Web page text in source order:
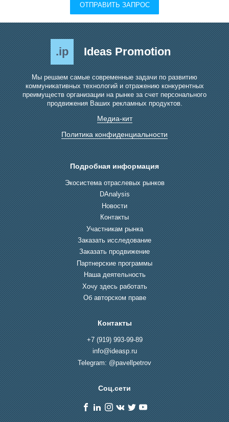
ОТПРАВИТЬ ЗАПРОС
.ip Ideas Promotion
Мы решаем самые современные задачи по развитию
коммуникативных технологий и отражению конкурентных
преимуществ организации на рынке за счет персонального
продвижения Ваших рекламных продуктов.
Медиа-кит
Политика конфиденциальности
Подробная информация
Экосистема отраслевых рынков
DAnalysis
Новости
Контакты
Участникам рынка
Заказать исследование
Заказать продвижение
Партнерские программы
Наша деятельность
Хочу здесь работать
Об авторском праве
Контакты
+7 (919) 993-99-89
info@ideasp.ru
Telegram: @pavellpetrov
Соц.сети